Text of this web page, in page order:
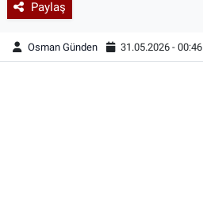
Paylaş
Osman Günden 31.05.2026 - 00:46